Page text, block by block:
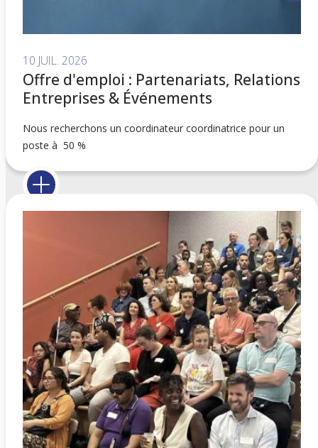
10 JUIL. 2026
Offre d'emploi : Partenariats, Relations
Entreprises & Événements
Nous recherchons un coordinateur coordinatrice pour un
poste à 50 %